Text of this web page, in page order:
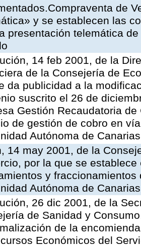
de
y se establecen las
presentación telemática
14 feb 2001, de la
de la Consejería de
da publicidad a la
suscrito el 26 de
Gestión Recaudatoria
de gestión de cobro en
Autónoma de Canarias
14 may 2001, de la
por la que se
y
Autónoma de Canarias
26 dic 2001, de la
de Sanidad y
de la
Económicos del